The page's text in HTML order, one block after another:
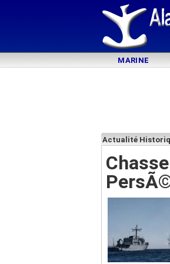
MARINE
Actualité